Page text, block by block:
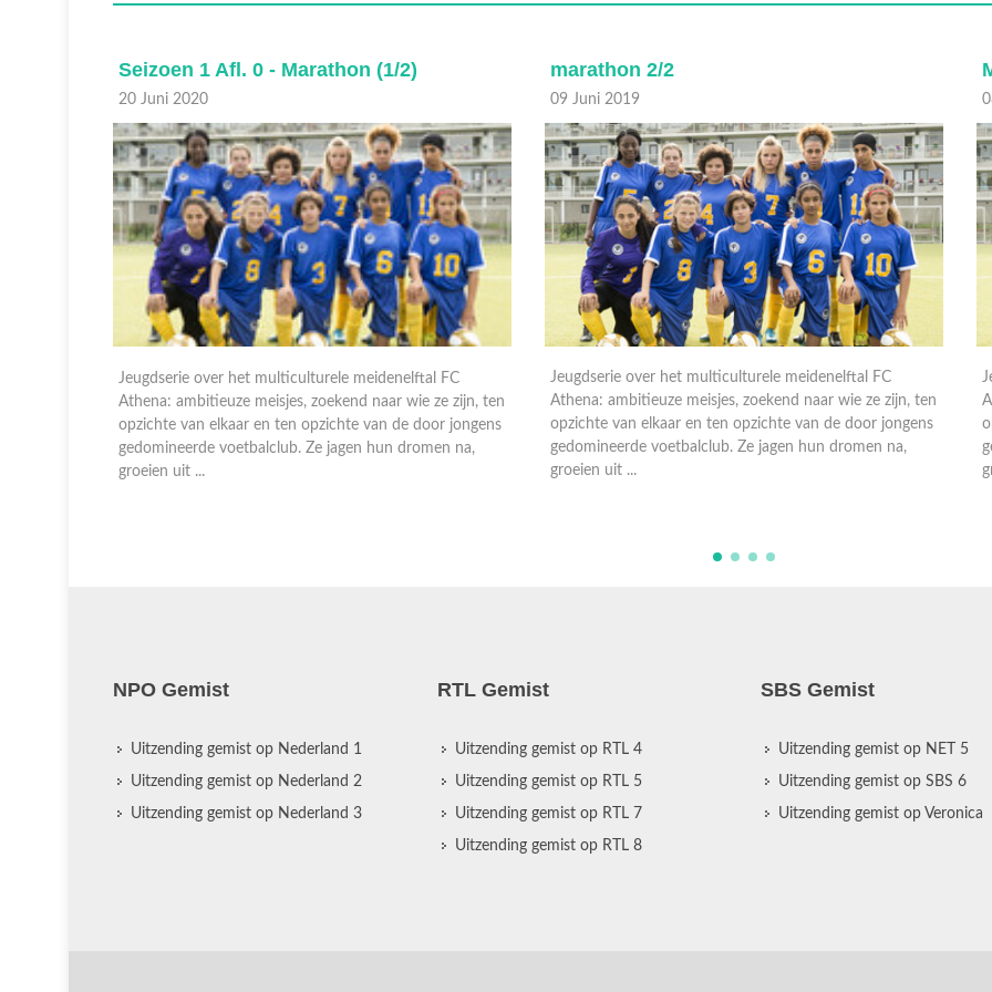
Seizoen 1 Afl. 0 - Marathon (1/2)
20 Juni 2020
Jeugdserie over het multiculturele meidenelftal FC
Athena: ambitieuze meisjes, zoekend naar wie ze zijn, ten
opzichte van elkaar en ten opzichte van de door jongens
gedomineerde voetbalclub. Ze jagen hun dromen na,
groeien uit ...
marathon 2/2
09 Juni 2019
Jeugdserie over het multiculturele meidenelftal FC
Athena: ambitieuze meisjes, zoekend naar wie ze zijn, ten
opzichte van elkaar en ten opzichte van de door jongens
gedomineerde voetbalclub. Ze jagen hun dromen na,
groeien uit ...
NPO Gemist
Uitzending gemist op Nederland 1
Uitzending gemist op Nederland 2
Uitzending gemist op Nederland 3
RTL Gemist
Uitzending gemist op RTL 4
Uitzending gemist op RTL 5
Uitzending gemist op RTL 7
Uitzending gemist op RTL 8
SBS Gemist
Uitzending gemist op NET 5
Uitzending gemist op SBS 6
Uitzending gemist op Veronica